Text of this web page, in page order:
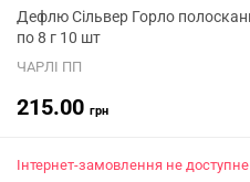
Дефлю Сільвер Горло
по 8 г 10 шт
ЧАРЛІ ПП
215.00 грн
Інтернет-замовлення не доступне